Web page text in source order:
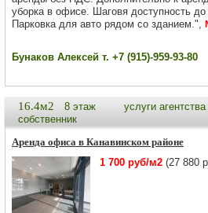
уборка в офисе. Шаговя доступность до
Парковка для авто рядом со зданием.",
Бунаков Алексей т. +7 (915)-959-93-80
16.4м2 8 этаж
услуги
собственник
Аренда офиса в Канавинском районе
1 700 руб/м2 (27 880